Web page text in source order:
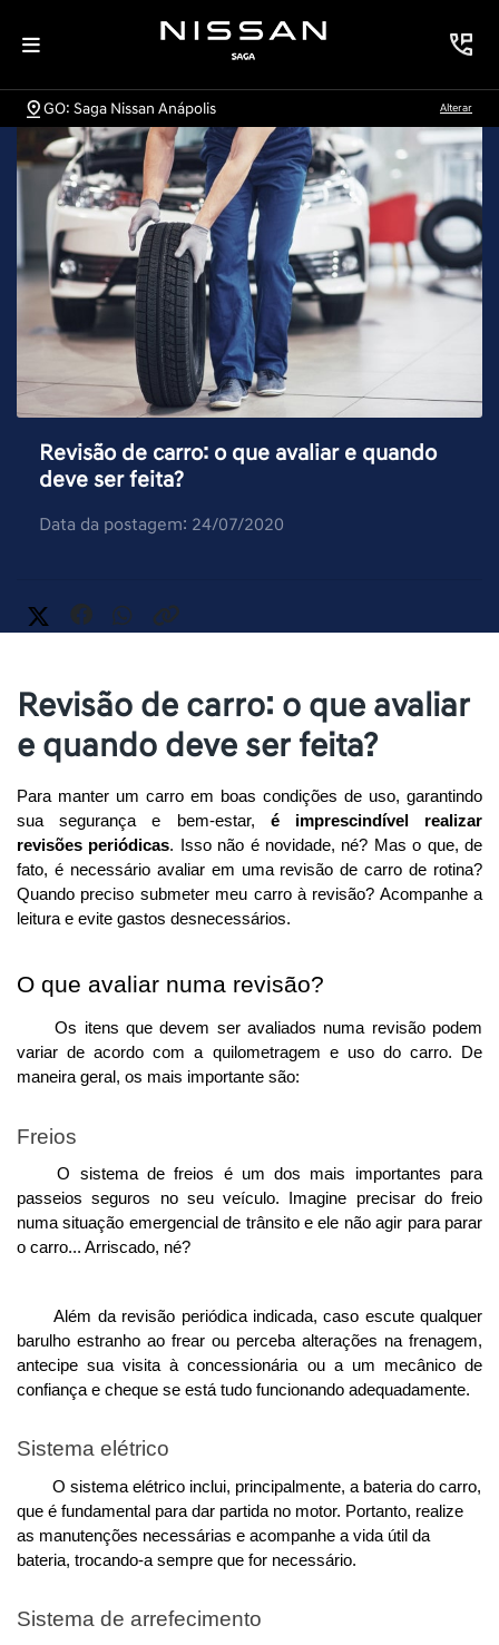
GO: Saga Nissan Anápolis Alterar
Revisão de carro: o que avaliar e quando
deve ser feita?
Data da postagem: 24/07/2020
Revisão de carro: o que avaliar
e quando deve ser feita?
Para manter um carro em boas condições de uso, garantindo
sua segurança e bem-estar, é imprescindível realizar
revisões periódicas. Isso não é novidade, né? Mas o que, de
fato, é necessário avaliar em uma revisão de carro de rotina?
Quando preciso submeter meu carro à revisão? Acompanhe a
leitura e evite gastos desnecessários.
O que avaliar numa revisão?
Os itens que devem ser avaliados numa revisão podem
variar de acordo com a quilometragem e uso do carro. De
maneira geral, os mais importante são:
Freios
O sistema de freios é um dos mais importantes para
passeios seguros no seu veículo. Imagine precisar do freio
numa situação emergencial de trânsito e ele não agir para parar
o carro... Arriscado, né?
Além da revisão periódica indicada, caso escute qualquer
barulho estranho ao frear ou perceba alterações na frenagem,
antecipe sua visita à concessionária ou a um mecânico de
confiança e cheque se está tudo funcionando adequadamente.
Sistema elétrico
O sistema elétrico inclui, principalmente, a bateria do carro,
que é fundamental para dar partida no motor. Portanto, realize
as manutenções necessárias e acompanhe a vida útil da
bateria, trocando-a sempre que for necessário.
Sistema de arrefecimento